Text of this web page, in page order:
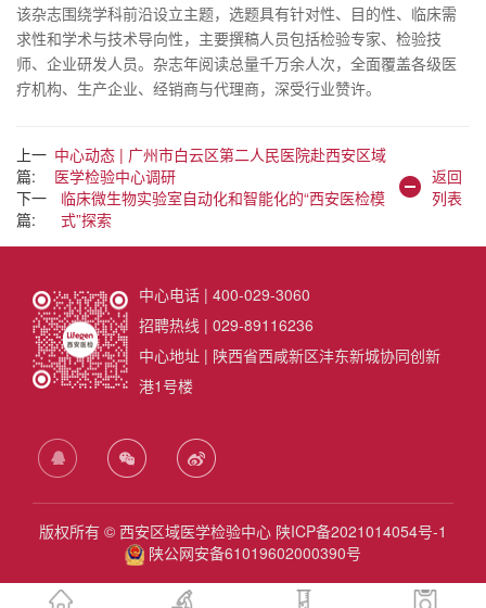
该杂志围绕学科前沿设立主题，选题具有针对性、目的性、临床需
求性和学术与技术导向性，主要撰稿人员包括检验专家、检验技
师、企业研发人员。杂志年阅读总量千万余人次，全面覆盖各级医
疗机构、生产企业、经销商与代理商，深受行业赞许。
上一
篇:
中心动态 | 广州市白云区第二人民医院赴西安区域
医学检验中心调研
下一
篇:
临床微生物实验室自动化和智能化的“西安医检模
式”探索
返回
列表
中心电话 | 400-029-3060
招聘热线 | 029-89116236
中心地址 | 陕西省西咸新区沣东新城协同创新
港1号楼
版权所有 © 西安区域医学检验中心 陕ICP备2021014054号-1
陕公网安备61019602000390号